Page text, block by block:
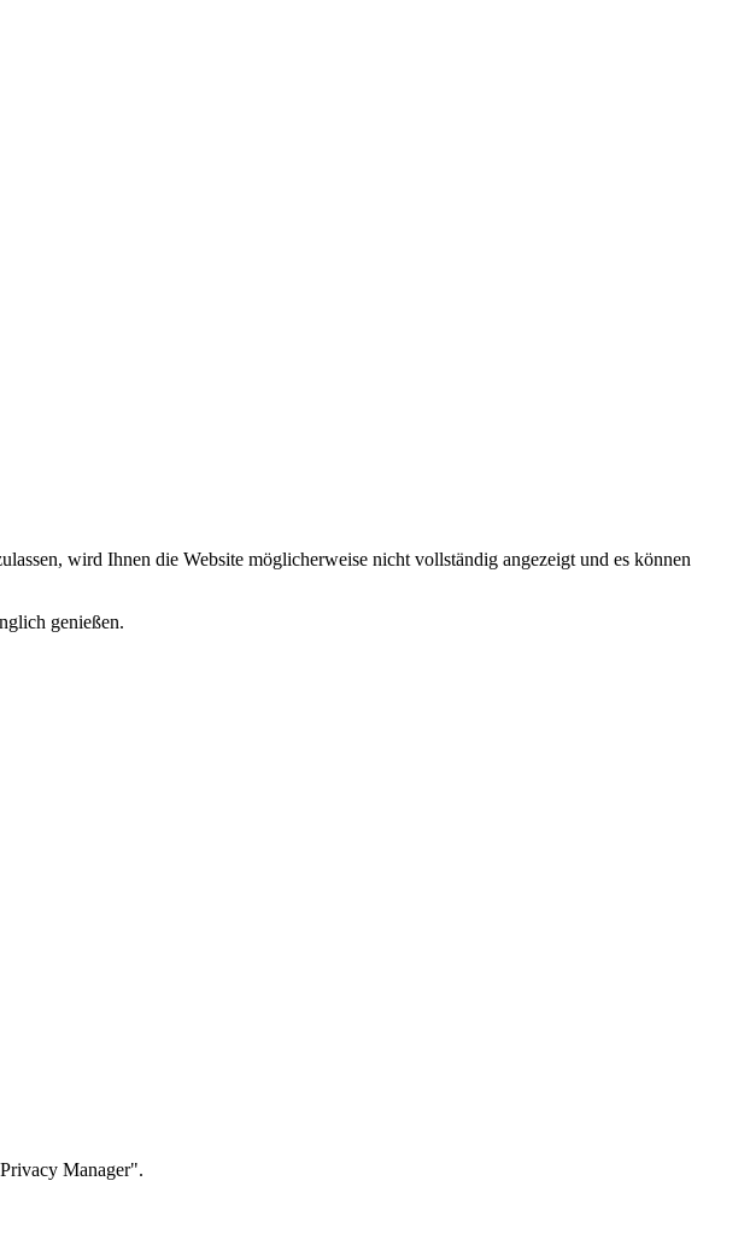
wird Ihnen die Website möglicherweise nicht vollständig angezeigt und es können
genießen.
Manager".